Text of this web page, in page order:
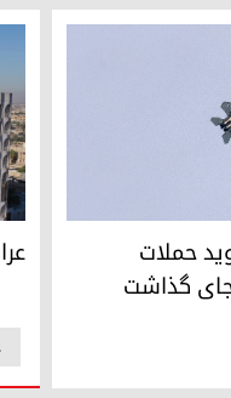
مرز جنوبی اسرائیل
حملات